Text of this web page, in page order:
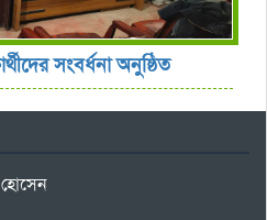
সংবর্ধনা অনুষ্ঠিত